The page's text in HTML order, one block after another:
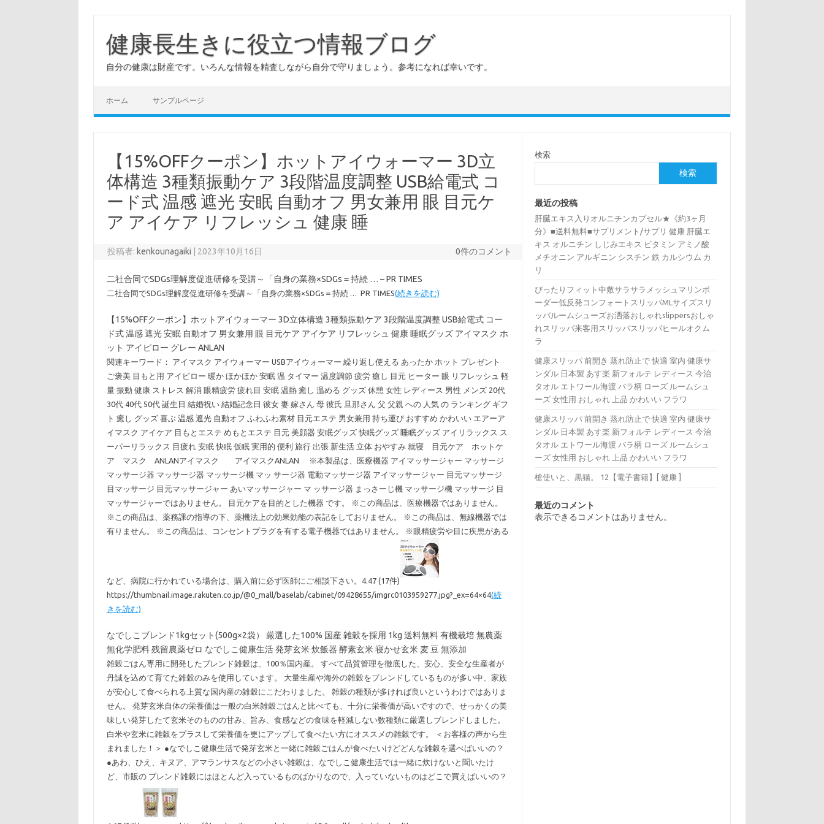
健康長生きに役立つ情報ブログ
自分の健康は財産です。いろんな情報を精査しながら自分で守りましょう。参考になれば幸いです。
ホーム サンプルページ
【15%OFFクーポン】ホットアイウォーマー 3D立
体構造 3種類振動ケア 3段階温度調整 USB給電式 コ
ード式 温感 遮光 安眠 自動オフ 男女兼用 眼 目元ケ
ア アイケア リフレッシュ 健康 睡
投稿者: kenkounagaiki 2023年10月16日 0件のコメント
二社合同でSDGs理解度促進研修を受講～「自身の業務×SDGs＝持続 … – PR TIMES
二社合同でSDGs理解度促進研修を受講～「自身の業務×SDGs＝持続 … PR TIMES(続きを読む)
【15%OFFクーポン】ホットアイウォーマー 3D立体構造 3種類振動ケア 3段階温度調整 USB給電式 コー
ド式 温感 遮光 安眠 自動オフ 男女兼用 眼 目元ケア アイケア リフレッシュ 健康 睡眠グッズ アイマスク ホ
ット アイピロー グレー ANLAN
関連キーワード： アイマスク アイウォーマー USBアイウォーマー 繰り返し使える あったか ホット プレゼント
ご褒美 目もと用 アイピロー 暖か ほかほか 安眠 温 タイマー 温度調節 疲労 癒し 目元 ヒーター 眼 リフレッシュ 軽
量 振動 健康 ストレス 解消 眼精疲労 疲れ目 安眠 温熱 癒し 温める グッズ 休憩 女性 レディース 男性 メンズ 20代
30代 40代 50代 誕生日 結婚祝い 結婚記念日 彼女 妻 嫁さん 母 彼氏 旦那さん 父 父親 への 人気 の ランキング ギフ
ト 癒し グッズ 喜ぶ 温感 遮光 自動オフ ふわふわ素材 目元エステ 男女兼用 持ち運び おすすめ かわいい エアーア
イマスク アイケア 目もとエステ めもとエステ 目元 美顔器 安眠グッズ 快眠グッズ 睡眠グッズ アイリラックス ス
ーパーリラックス 目疲れ 安眠 快眠 仮眠 実用的 便利 旅行 出張 新生活 立体 おやすみ 就寝 目元ケア ホットケ
ア マスク ANLANアイマスク アイマスクANLAN ※本製品は、医療機器 アイマッサージャー マッサージ
マッサージ器 マッサージ器 マッサージ機 マッ サージ器 電動マッサージ器 アイマッサージャー 目元マッサージ
目マッサージ 目元マッサージャー あいマッサージャー マ ッサージ器 まっさーじ機 マッサージ機 マッサージ 目
マッサージャーではありません。 目元ケアを目的とした機器 です。 ※この商品は、医療機器ではありません。
※この商品は、薬務課の指導の下、薬機法上の効果効能の表記をしておりません。 ※この商品は、無線機器では
有りません。 ※この商品は、コンセントプラグを有する電子機器ではありません。 ※眼精疲労や目に疾患がある
など、病院に行かれている場合は、購入前に必ず医師にご相談下さい。4.47 (17件)
https://thumbnail.image.rakuten.co.jp/@0_mall/baselab/cabinet/09428655/imgrc0103959277.jpg?_ex=64×64(続
きを読む)
なでしこブレンド1kgセット(500g×2袋） 厳選した100% 国産 雑穀を採用 1kg 送料無料 有機栽培 無農薬
無化学肥料 残留農薬ゼロ なでしこ健康生活 発芽玄米 炊飯器 酵素玄米 寝かせ玄米 麦 豆 無添加
雑穀ごはん専用に開発したブレンド雑穀は、100％国内産。 すべて品質管理を徹底した、安心、安全な生産者が
丹誠を込めて育てた雑穀のみを使用しています。 大量生産や海外の雑穀をブレンドしているものが多い中、家族
が安心して食べられる上質な国内産の雑穀にこだわりました。 雑穀の種類が多ければ良いというわけではありま
せん。 発芽玄米自体の栄養価は一般の白米雑穀ごはんと比べても、十分に栄養価が高いですので、せっかくの美
味しい発芽したて玄米そのものの甘み、旨み、食感などの食味を軽減しない数種類に厳選しブレンドしました。
白米や玄米に雑穀をプラスして栄養価を更にアップして食べたい方にオススメの雑穀です。 ＜お客様の声から生
まれました！＞ ●なでしこ健康生活で発芽玄米と一緒に雑穀ごはんが食べたいけどどんな雑穀を選べばいいの？
●あわ、ひえ、キヌア、アマランサスなどの小さい雑穀は、なでしこ健康生活では一緒に炊けないと聞いたけ
ど、市販の ブレンド雑穀にはほとんど入っているものばかりなので、入っていないものはどこで買えばいいの？
検索
検索
最近の投稿
肝臓エキス入りオルニチンカプセル★《約3ヶ月
分》■送料無料■サプリメント/サプリ 健康 肝臓エ
キス オルニチン しじみエキス ビタミン アミノ酸
メチオニン アルギニン シスチン 鉄 カルシウム カ
リ
ぴったりフィット中敷サラサラメッシュマリンボ
ーダー低反発コンフォートスリッパMLサイズスリ
ッパルームシューズお洒落おしゃれslippersおしゃ
れスリッパ来客用スリッパスリッパヒールオクム
ラ
健康スリッパ 前開き 蒸れ防止で 快適 室内 健康サ
ンダル 日本製 あす楽 新フォルテ レディース 今治
タオル エトワール海渡 バラ柄 ローズ ルームシュ
ーズ 女性用 おしゃれ 上品 かわいい フラワ
健康スリッパ 前開き 蒸れ防止で 快適 室内 健康サ
ンダル 日本製 あす楽 新フォルテ レディース 今治
タオル エトワール海渡 バラ柄 ローズ ルームシュ
ーズ 女性用 おしゃれ 上品 かわいい フラワ
槍使いと、黒猫。 12【電子書籍】[ 健康 ]
最近のコメント
表示できるコメントはありません。